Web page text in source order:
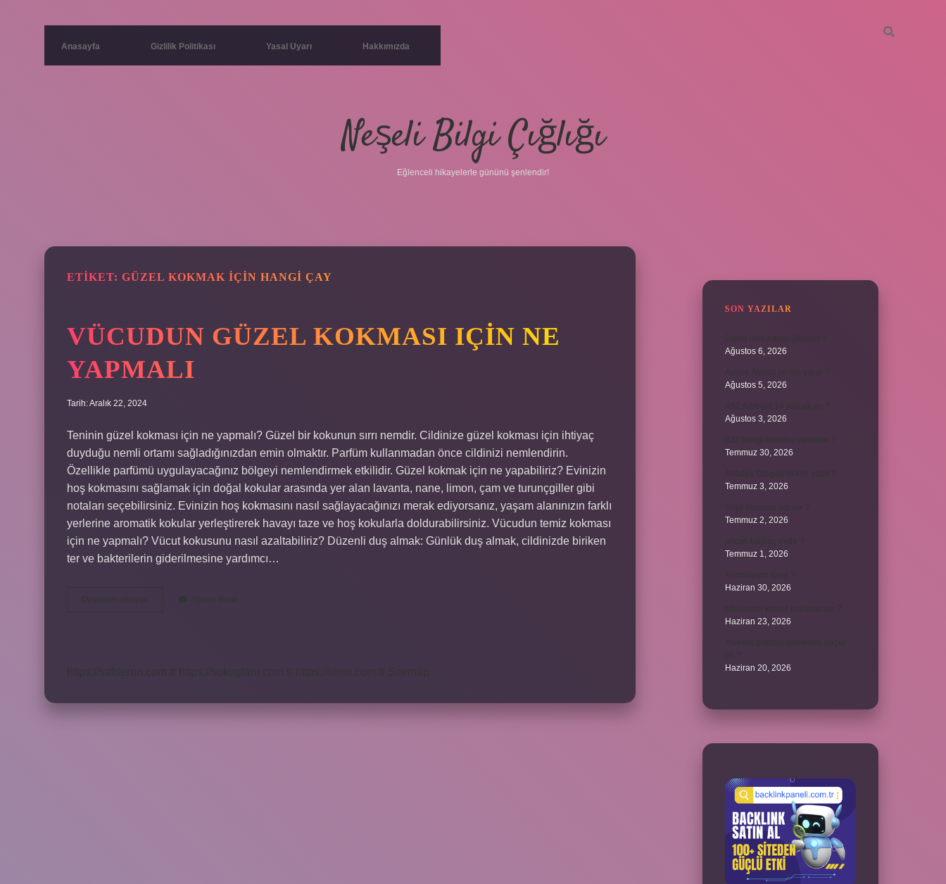
Anasayfa Gizlilik Politikası Yasal Uyarı Hakkımızda
Neşeli Bilgi Çığlığı
Eğlenceli hikayelerle gününü şenlendir!
ETIKET: GÜZEL KOKMAK IÇIN HANGI ÇAY
VÜCUDUN GÜZEL KOKMASI IÇIN NE
YAPMALI
Tarih: Aralık 22, 2024
Teninin güzel kokması için ne yapmalı? Güzel bir kokunun sırrı nemdir. Cildinize güzel kokması için ihtiyaç
duyduğu nemli ortamı sağladığınızdan emin olmaktır. Parfüm kullanmadan önce cildinizi nemlendirin.
Özellikle parfümü uygulayacağınız bölgeyi nemlendirmek etkilidir. Güzel kokmak için ne yapabiliriz? Evinizin
hoş kokmasını sağlamak için doğal kokular arasında yer alan lavanta, nane, limon, çam ve turunçgiller gibi
notaları seçebilirsiniz. Evinizin hoş kokmasını nasıl sağlayacağınızı merak ediyorsanız, yaşam alanınızın farklı
yerlerine aromatik kokular yerleştirerek havayı taze ve hoş kokularla doldurabilirsiniz. Vücudun temiz kokması
için ne yapmalı? Vücut kokusunu nasıl azaltabiliriz? Düzenli duş almak: Günlük duş almak, cildinizde biriken
ter ve bakterilerin giderilmesine yardımcı…
SON YAZILAR
Ağustos 6, 2026
Ağustos 5, 2026
Ağustos 3, 2026
Temmuz 30, 2026
Temmuz 3, 2026
Temmuz 2, 2026
Temmuz 1, 2026
Haziran 30, 2026
Haziran 23, 2026
Haziran 20, 2026